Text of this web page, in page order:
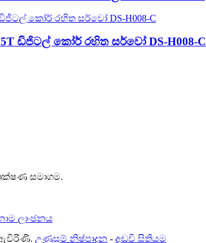
ඩිජිටල් කෝර් රහිත සර්වෝ DS-H008-C
සමාගම.
ඇවිරිණි. උණුසුම් නිෂ්පාදන - අඩවි සිතියම